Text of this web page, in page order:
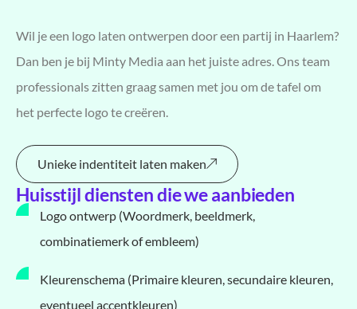
Wil je een logo laten ontwerpen door een partij in Haarlem?
Dan ben je bij Minty Media aan het juiste adres. Ons team
professionals zitten graag samen met jou om de tafel om
het perfecte logo te creëren.
Unieke indentiteit laten maken
Huisstijl diensten die we aanbieden
Logo ontwerp (Woordmerk, beeldmerk,
combinatiemerk of embleem)
Kleurenschema (Primaire kleuren, secundaire kleuren,
eventueel accentkleuren)